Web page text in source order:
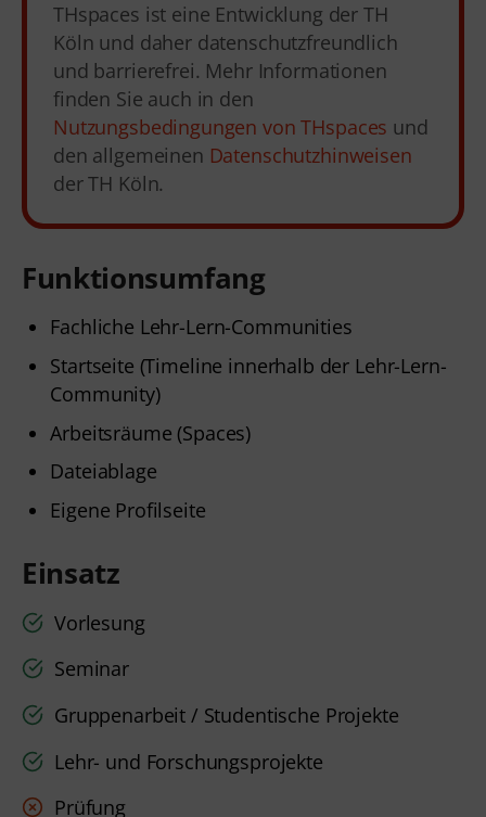
THspaces ist eine Entwicklung der TH
Köln und daher datenschutzfreundlich
und barrierefrei. Mehr Informationen
finden Sie auch in den
Nutzungsbedingungen von THspaces und
den allgemeinen Datenschutzhinweisen
der TH Köln.
Funktionsumfang
Fachliche Lehr-Lern-Communities
Startseite (Timeline innerhalb der Lehr-Lern-
Community)
Arbeitsräume (Spaces)
Dateiablage
Eigene Profilseite
Einsatz
Vorlesung
Seminar
Gruppenarbeit / Studentische Projekte
Lehr- und Forschungsprojekte
Prüfung